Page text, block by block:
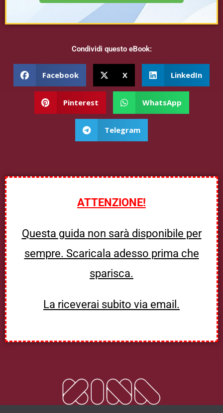
Condividi questo eBook:
Facebook X LinkedIn
Pinterest WhatsApp
Telegram
ATTENZIONE!
Questa guida non sarà disponibile per
sempre. Scaricala adesso prima che
sparisca.
La riceverai subito via email.